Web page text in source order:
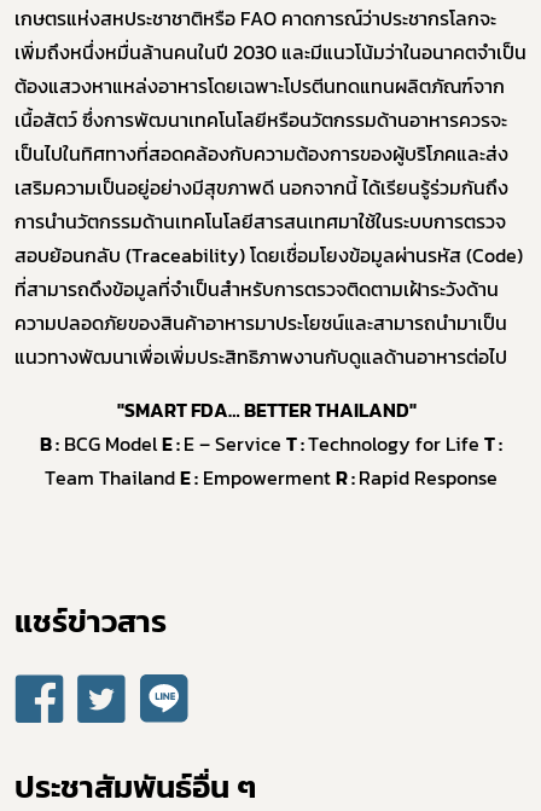
เกษตรแห่งสหประชาชาติหรือ FAO คาดการณ์ว่าประชากรโลกจะ
เพิ่มถึงหนึ่งหมื่นล้านคนในปี 2030 และมีแนวโน้มว่าในอนาคตจำเป็น
ต้องแสวงหาแหล่งอาหารโดยเฉพาะโปรตีนทดแทนผลิตภัณฑ์จาก
เนื้อสัตว์ ซึ่งการพัฒนาเทคโนโลยีหรือนวัตกรรมด้านอาหารควรจะ
เป็นไปในทิศทางที่สอดคล้องกับความต้องการของผู้บริโภคและส่ง
เสริมความเป็นอยู่อย่างมีสุขภาพดี นอกจากนี้ ได้เรียนรู้ร่วมกันถึง
การนำนวัตกรรมด้านเทคโนโลยีสารสนเทศมาใช้ในระบบการตรวจ
สอบย้อนกลับ (Traceability) โดยเชื่อมโยงข้อมูลผ่านรหัส (Code)
ที่สามารถดึงข้อมูลที่จำเป็นสำหรับการตรวจติดตามเฝ้าระวังด้าน
ความปลอดภัยของสินค้าอาหารมาประโยชน์และสามารถนำมาเป็น
แนวทางพัฒนาเพื่อเพิ่มประสิทธิภาพงานกับดูแลด้านอาหารต่อไป
"SMART FDA…BETTER THAILAND"
B:BCG ModelE:E–Service T:Technology for Life T:
Team ThailandE: EmpowermentR:Rapid Response
แชร์ข่าวสาร​
ประชาสัมพันธ์อื่น ๆ